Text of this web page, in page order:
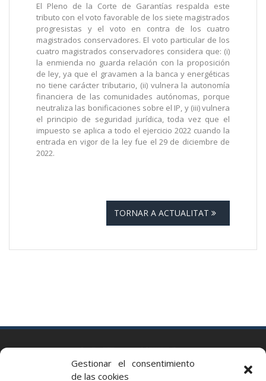
Gestionar el consentimiento
de las cookies
El Pleno de la Corte de Garantías respalda este
tributo con el voto favorable de los siete magistrados
progresistas y el voto en contra de los cuatro
magistrados conservadores. El voto particular de los
cuatro magistrados conservadores considera que: (i)
la enmienda no guarda relación con la proposición
de ley, ya que el gravamen a la banca y energéticas
no tiene carácter tributario, (ii) vulnera la autonomía
financiera de las comunidades autónomas, porque
neutraliza las bonificaciones sobre el IP, y (iii) vulnera
el principio de seguridad jurídica, toda vez que el
impuesto se aplica a todo el ejercicio 2022 cuando la
entrada en vigor de la ley fue el 29 de diciembre de
2022.
TORNAR A ACTUALITAT
Via Augusta 2 bis, 3º, 08006 Barcelona